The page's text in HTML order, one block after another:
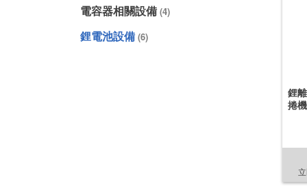
電容器相關設備 (4)
鋰電池設備 (6)
鋰
捲機